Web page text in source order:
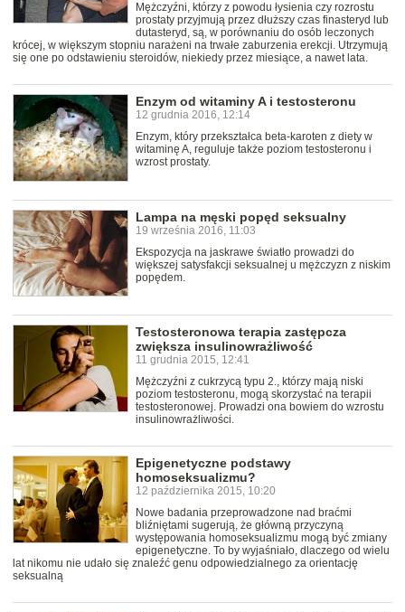
Mężczyźni, którzy z powodu łysienia czy rozrostu
prostaty przyjmują przez dłuższy czas finasteryd lub
dutasteryd, są, w porównaniu do osób leczonych
krócej, w większym stopniu narażeni na trwałe zaburzenia erekcji. Utrzymują
się one po odstawieniu steroidów, niekiedy przez miesiące, a nawet lata.
Enzym od witaminy A i testosteronu
12 grudnia 2016, 12:14
Enzym, który przekształca beta-karoten z diety w
witaminę A, reguluje także poziom testosteronu i
wzrost prostaty.
Lampa na męski popęd seksualny
19 września 2016, 11:03
Ekspozycja na jaskrawe światło prowadzi do
większej satysfakcji seksualnej u mężczyzn z niskim
popędem.
Testosteronowa terapia zastępcza
zwiększa insulinowrażliwość
11 grudnia 2015, 12:41
Mężczyźni z cukrzycą typu 2., którzy mają niski
poziom testosteronu, mogą skorzystać na terapii
testosteronowej. Prowadzi ona bowiem do wzrostu
insulinowrażliwości.
Epigenetyczne podstawy
homoseksualizmu?
12 października 2015, 10:20
Nowe badania przeprowadzone nad braćmi
bliźniętami sugerują, że główną przyczyną
występowania homoseksualizmu mogą być zmiany
epigenetyczne. To by wyjaśniało, dlaczego od wielu
lat nikomu nie udało się znaleźć genu odpowiedzialnego za orientację
seksualną